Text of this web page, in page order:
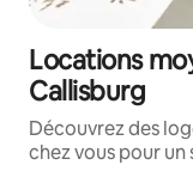
Locations
Callisburg
Découvrez des
chez vous pour un